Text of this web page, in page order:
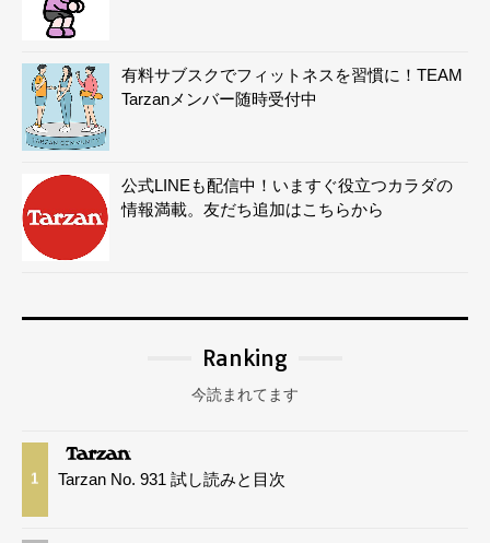
有料サブスクでフィットネスを習慣に！TEAM
Tarzanメンバー随時受付中
公式LINEも配信中！いますぐ役立つカラダの
情報満載。友だち追加はこちらから
Ranking
今読まれてます
1 Tarzan No. 931 試し読みと目次